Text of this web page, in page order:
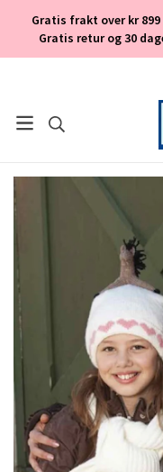
Gratis frakt over kr
Gratis retur og 30